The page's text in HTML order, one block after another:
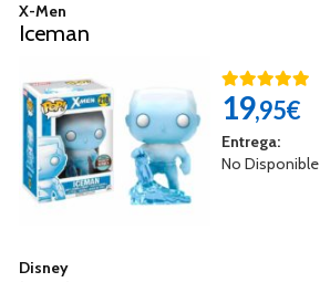
X-Men
Iceman
19,95€
Entrega:
No Disponible
Disney